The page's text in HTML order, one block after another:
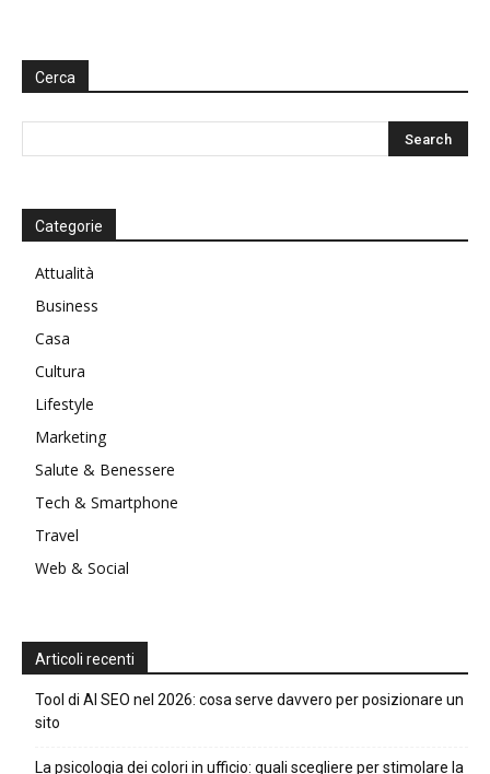
Cerca
Categorie
Attualità
Business
Casa
Cultura
Lifestyle
Marketing
Salute & Benessere
Tech & Smartphone
Travel
Web & Social
Articoli recenti
Tool di AI SEO nel 2026: cosa serve davvero per posizionare un
sito
La psicologia dei colori in ufficio: quali scegliere per stimolare la